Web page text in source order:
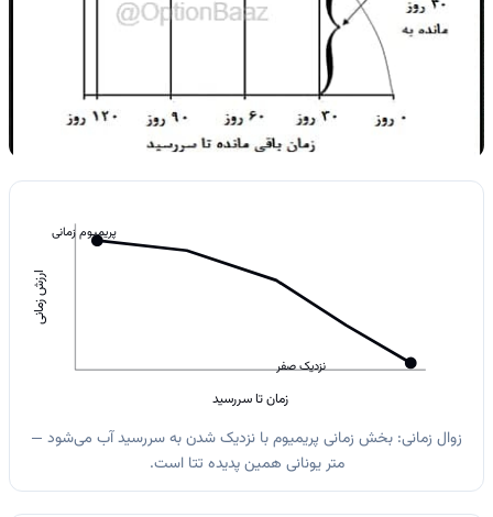
زمان تا سررسید
ارزش زمانی
پریمیوم زمانی
نزدیک صفر
زوال زمانی: بخش زمانی پریمیوم با نزدیک شدن به سررسید آب می‌شود —
متر یونانی همین پدیده تتا است.